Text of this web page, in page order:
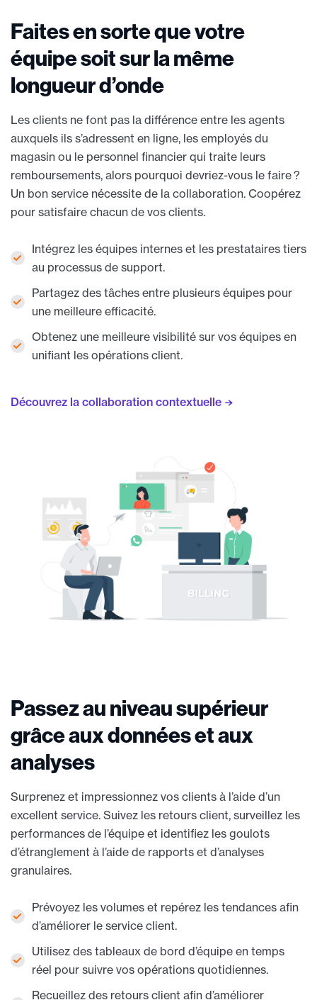
Faites en sorte que votre
équipe soit sur la même
longueur d’onde
Les clients ne font pas la différence entre les agents
auxquels ils s’adressent en ligne, les employés du
magasin ou le personnel financier qui traite leurs
remboursements, alors pourquoi devriez-vous le faire ?
Un bon service nécessite de la collaboration. Coopérez
pour satisfaire chacun de vos clients.
Intégrez les équipes internes et les prestataires tiers
au processus de support.
Partagez des tâches entre plusieurs équipes pour
une meilleure efficacité.
Obtenez une meilleure visibilité sur vos équipes en
unifiant les opérations client.
Découvrez la collaboration contextuelle
Passez au niveau supérieur
grâce aux données et aux
analyses
Surprenez et impressionnez vos clients à l’aide d’un
excellent service. Suivez les retours client, surveillez les
performances de l’équipe et identifiez les goulots
d’étranglement à l’aide de rapports et d’analyses
granulaires.
Prévoyez les volumes et repérez les tendances afin
d’améliorer le service client.
Utilisez des tableaux de bord d’équipe en temps
réel pour suivre vos opérations quotidiennes.
Recueillez des retours client afin d’améliorer